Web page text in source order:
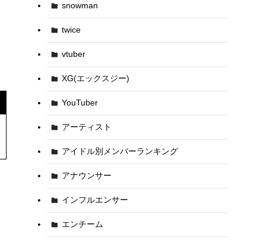
snowman
twice
vtuber
XG(エックスジー)
YouTuber
アーティスト
アイドル別メンバーランキング
アナウンサー
インフルエンサー
エンチーム